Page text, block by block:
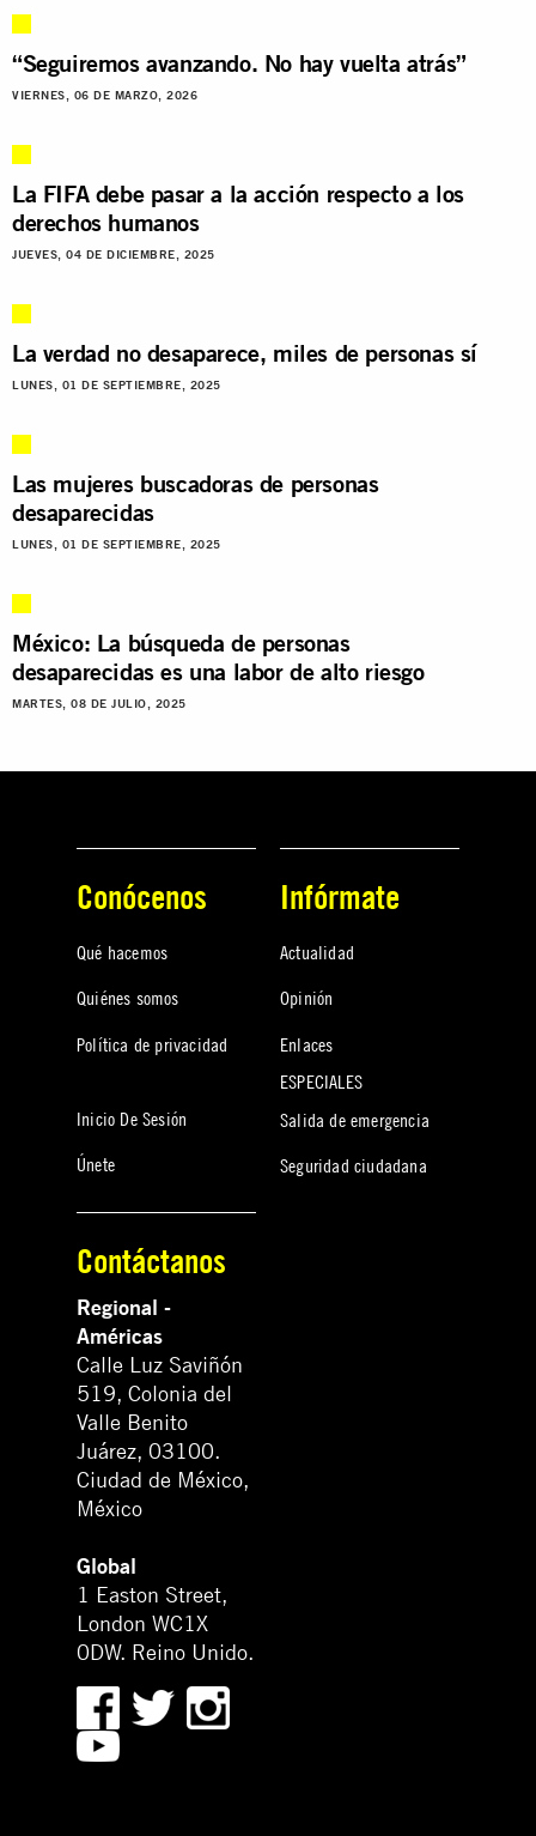
“Seguiremos avanzando. No hay vuelta atrás”
VIERNES, 06 DE MARZO, 2026
La FIFA debe pasar a la acción respecto a los
derechos humanos
JUEVES, 04 DE DICIEMBRE, 2025
La verdad no desaparece, miles de personas sí
LUNES, 01 DE SEPTIEMBRE, 2025
Las mujeres buscadoras de personas
desaparecidas
LUNES, 01 DE SEPTIEMBRE, 2025
México: La búsqueda de personas
desaparecidas es una labor de alto riesgo
MARTES, 08 DE JULIO, 2025
Conócenos
Qué hacemos
Quiénes somos
Política de privacidad
Inicio De Sesión
Únete
Infórmate
Actualidad
Opinión
Enlaces
ESPECIALES
Salida de emergencia
Seguridad ciudadana
Contáctanos
Regional -
Américas
Calle Luz Saviñón
519, Colonia del
Valle Benito
Juárez, 03100.
Ciudad de México,
México
Global
1 Easton Street,
London WC1X
0DW. Reino Unido.